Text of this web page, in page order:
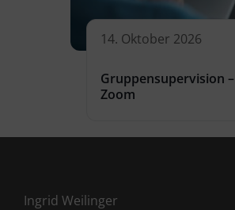
14. Oktober 2026
Gruppensupervision –
Zoom
Ingrid Weilinger